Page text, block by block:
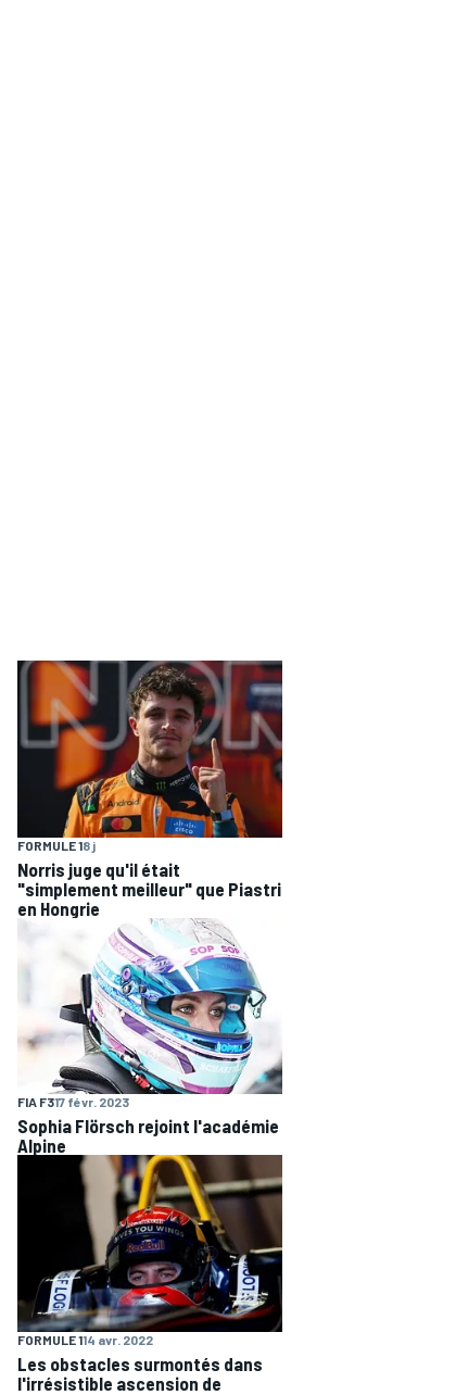
FORMULE 18 j
Norris juge qu'il était
"simplement meilleur" que Piastri
en Hongrie
FIA F317 févr. 2023
Sophia Flörsch rejoint l'académie
Alpine
FORMULE 114 avr. 2022
Les obstacles surmontés dans
l'irrésistible ascension de